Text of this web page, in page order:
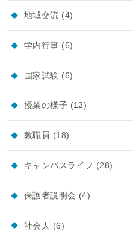
地域交流 (4)
学内行事 (6)
国家試験 (6)
授業の様子 (12)
教職員 (18)
キャンパスライフ (28)
保護者説明会 (4)
社会人 (6)